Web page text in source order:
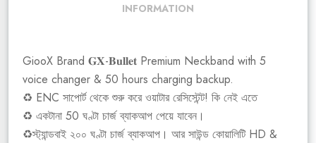
INFORMATION
GiooX Brand 𝐆𝐗-𝐁𝐮𝐥𝐥𝐞𝐭 Premium Neckband with 5
voice changer & 50 hours charging backup.
♻️ ENC সাপোর্ট থেকে শুরু করে ওয়াটার রেসিস্টেন্ট! কি নেই এতে
♻️ একটানা 50 ঘণ্টা চার্জ ব্যাকআপ পেয়ে যাবেন।
♻️স্ট্যান্ডবাই ২০০ ঘণ্টা চার্জ ব্যাকআপ। আর সাউন্ড কোয়ালিটি HD &